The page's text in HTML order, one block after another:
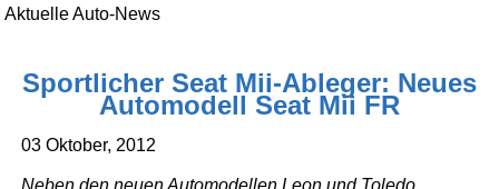
Aktuelle Auto-News
Sportlicher Seat Mii-Ableger: Neues
Automodell Seat Mii FR
03 Oktober, 2012
Neben den neuen Automodellen Leon und Toledo